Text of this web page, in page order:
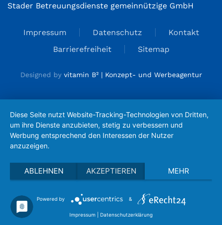
Stader Betreuungsdienste gemeinnützige GmbH
Impressum Datenschutz
Kontakt
Barrierefreiheit
Sitemap
Designed by vitamin B² | Konzept- und Werbeagentur
Diese Seite nutzt Website-Tracking-Technologien von Dritten,
um ihre Dienste anzubieten, stetig zu verbessern und
Werbung entsprechend den Interessen der Nutzer
anzuzeigen.
ABLEHNEN AKZEPTIEREN MEHR
Powered by &
Impressum Datenschutzerklärung